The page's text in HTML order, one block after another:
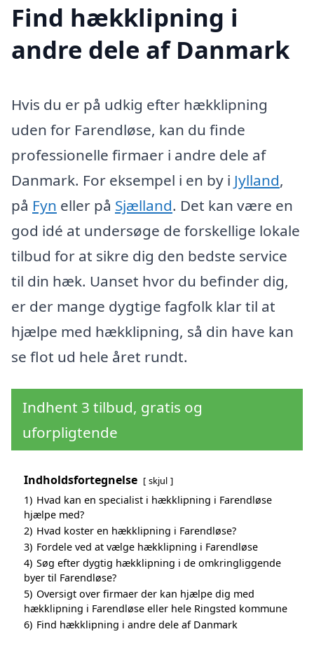
Find hækklipning i
andre dele af Danmark
Hvis du er på udkig efter hækklipning
uden for Farendløse, kan du finde
professionelle firmaer i andre dele af
Danmark. For eksempel i en by i Jylland,
på Fyn eller på Sjælland. Det kan være en
god idé at undersøge de forskellige lokale
tilbud for at sikre dig den bedste service
til din hæk. Uanset hvor du befinder dig,
er der mange dygtige fagfolk klar til at
hjælpe med hækklipning, så din have kan
se flot ud hele året rundt.
Indhent 3 tilbud, gratis og
uforpligtende
Indholdsfortegnelse skjul
1) Hvad kan en specialist i hækklipning i Farendløse
hjælpe med?
2) Hvad koster en hækklipning i Farendløse?
3) Fordele ved at vælge hækklipning i Farendløse
4) Søg efter dygtig hækklipning i de omkringliggende
byer til Farendløse?
5) Oversigt over firmaer der kan hjælpe dig med
hækklipning i Farendløse eller hele Ringsted kommune
6) Find hækklipning i andre dele af Danmark